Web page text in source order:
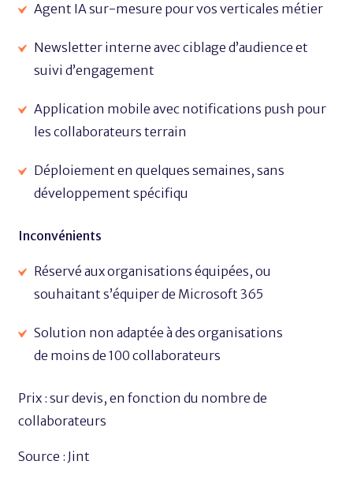
Agent IA sur-mesure pour vos verticales métier
Newsletter interne avec ciblage d’audience et
suivi d’engagement
Application mobile avec notifications push pour
les collaborateurs terrain
Déploiement en quelques semaines, sans
développement spécifiqu
Inconvénients
Réservé aux organisations équipées, ou
souhaitant s’équiper de Microsoft 365
Solution non adaptée à des organisations
de moins de 100 collaborateurs
Prix : sur devis, en fonction du nombre de
collaborateurs
Source : Jint